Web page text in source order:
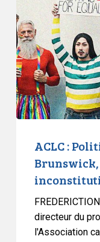
713
du
Nouveau-
Brunswick,
illégale,
inconstitutionnelle
ACLC :
directeur du
l'Association